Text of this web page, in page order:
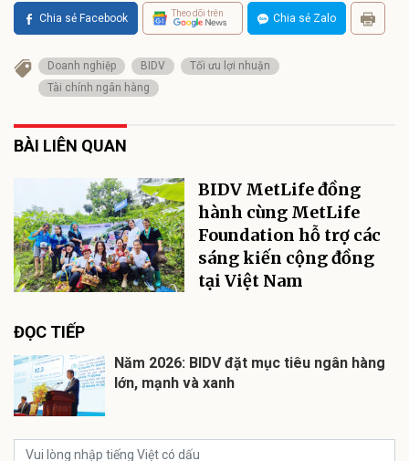
Chia sẻ Facebook Theo dõi trên Chia sẻ Zalo
Doanh nghiệp BIDV
Tối ưu lợi nhuận
Tài chính ngân hàng
BÀI LIÊN QUAN
BIDV MetLife đồng
hành cùng MetLife
Foundation hỗ trợ các
sáng kiến cộng đồng
tại Việt Nam
ĐỌC TIẾP
Năm 2026: BIDV đặt mục tiêu ngân hàng
lớn, mạnh và xanh